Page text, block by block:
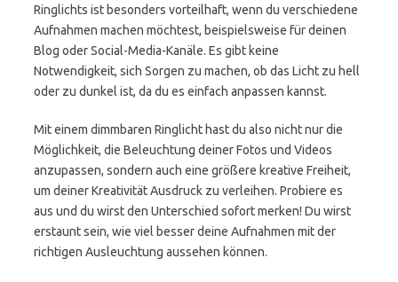
Ringlichts ist besonders vorteilhaft, wenn du verschiedene
Aufnahmen machen möchtest, beispielsweise für deinen
Blog oder Social-Media-Kanäle. Es gibt keine
Notwendigkeit, sich Sorgen zu machen, ob das Licht zu hell
oder zu dunkel ist, da du es einfach anpassen kannst.
Mit einem dimmbaren Ringlicht hast du also nicht nur die
Möglichkeit, die Beleuchtung deiner Fotos und Videos
anzupassen, sondern auch eine größere kreative Freiheit,
um deiner Kreativität Ausdruck zu verleihen. Probiere es
aus und du wirst den Unterschied sofort merken! Du wirst
erstaunt sein, wie viel besser deine Aufnahmen mit der
richtigen Ausleuchtung aussehen können.